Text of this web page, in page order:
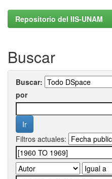
Repositorio del IIS-UNAM
Buscar
Buscar:
por
Filtros actuales: